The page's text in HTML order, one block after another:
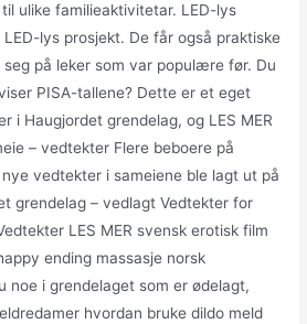
ulike familieaktivitetar. LED-lys
lys prosjekt. De får også praktiske
på leker som var populære før. Du
PISA-tallene? Dette er et eget
i Haugjordet grendelag, og LES MER
– vedtekter Flere beboere på
vedtekter i sameiene ble lagt ut på
grendelag – vedlagt Vedtekter for
LES MER svensk erotisk film
ending massasje norsk
noe i grendelaget som er ødelagt,
hvordan bruke dildo meld